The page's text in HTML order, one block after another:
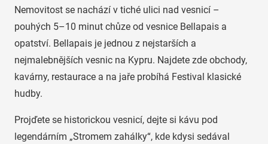
Nemovitost se nachází v tiché ulici nad vesnicí –
pouhých 5–10 minut chůze od vesnice Bellapais a
opatství. Bellapais je jednou z nejstarších a
nejmalebnějších vesnic na Kypru. Najdete zde obchody,
kavárny, restaurace a na jaře probíhá Festival klasické
hudby.
Projďete se historickou vesnicí, dejte si kávu pod
legendárním „Stromem zahálky“, kde kdysi sedával